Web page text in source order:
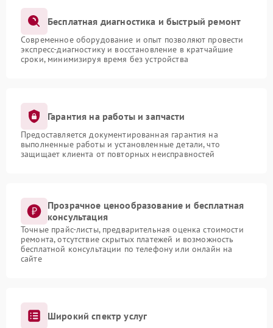
Бесплатная диагностика и быстрый ремонт
Современное оборудование и опыт позволяют провести
экспресс-диагностику и восстановление в кратчайшие
сроки, минимизируя время без устройства
Гарантия на работы и запчасти
Предоставляется документированная гарантия на
выполненные работы и установленные детали, что
защищает клиента от повторных неисправностей
Прозрачное ценообразование и бесплатная
консультация
Точные прайс-листы, предварительная оценка стоимости
ремонта, отсутствие скрытых платежей и возможность
бесплатной консультации по телефону или онлайн на
сайте
Широкий спектр услуг